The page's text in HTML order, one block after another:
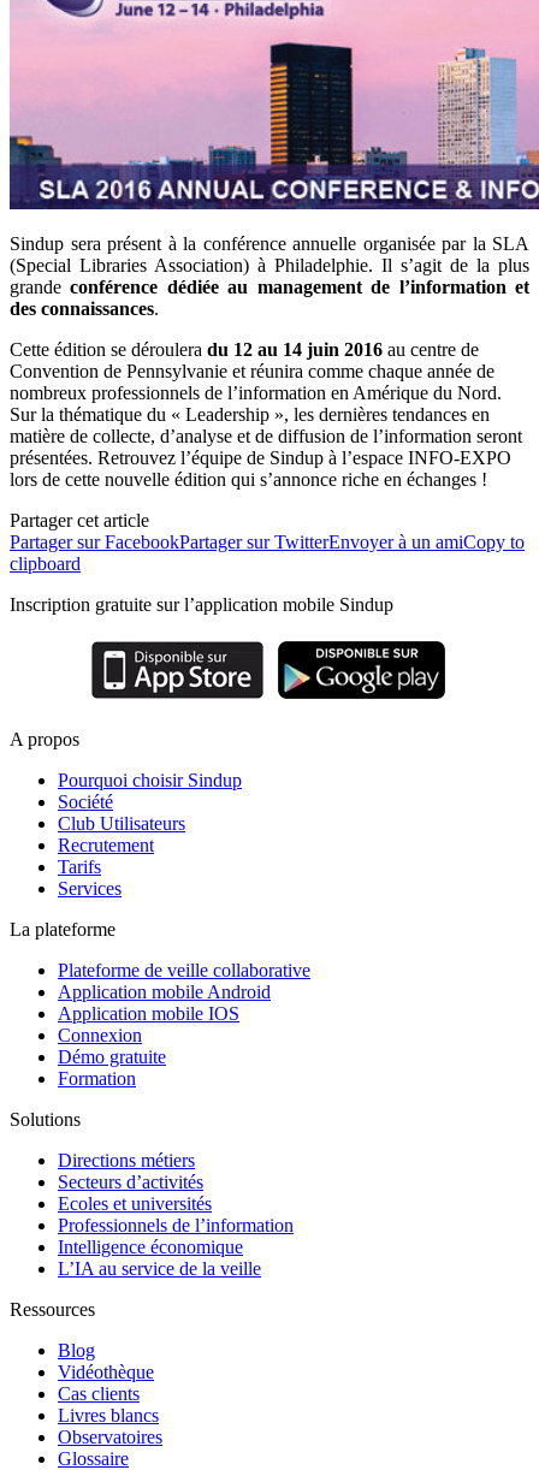
Sindup sera présent à la conférence annuelle organisée par la SLA
(Special Libraries Association) à Philadelphie. Il s’agit de la plus
grandeconférence dédiée au management de l’information et
des connaissances.
Cette édition se déroulera du 12 au 14 juin 2016 au centre de
Convention de Pennsylvanie et réunira comme chaque année de
nombreux professionnels de l’information en Amérique du Nord.
Sur la thématique du « Leadership », les dernières tendances en
matière de collecte, d’analyse et de diffusion de l’information seront
présentées. Retrouvez l’équipe de Sindup à l’espace INFO-EXPO
lors de cette nouvelle édition qui s’annonce riche en échanges !
Partager cet article
Partager sur FacebookPartager sur TwitterEnvoyer à un amiCopy to
clipboard
Inscription gratuite sur l’application mobile Sindup
A propos
Pourquoi choisir Sindup
Société
Club Utilisateurs
Recrutement
Tarifs
Services
La plateforme
Plateforme de veille collaborative
Application mobile Android
Application mobile IOS
Connexion
Démo gratuite
Formation
Solutions
Directions métiers
Secteurs d’activités
Ecoles et universités
Professionnels de l’information
Intelligence économique
L’IA au service de la veille
Ressources
Blog
Vidéothèque
Cas clients
Livres blancs
Observatoires
Glossaire